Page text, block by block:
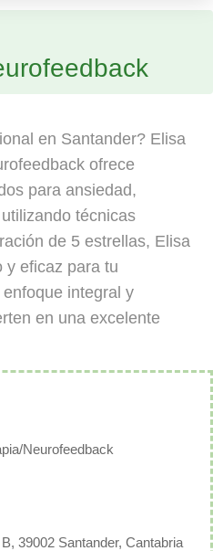
en Santander? Elisa
ofrece
para ansiedad,
técnicas
de 5 estrellas, Elisa
y eficaz para tu
integral y
en una excelente
Neurofeedback
39002 Santander, Cantabria